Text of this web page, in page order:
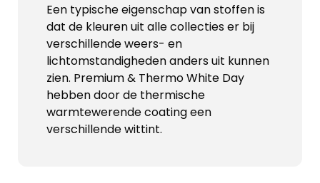
Een typische eigenschap van stoffen is
dat de kleuren uit alle collecties er bij
verschillende weers- en
lichtomstandigheden anders uit kunnen
zien. Premium & Thermo White Day
hebben door de thermische
warmtewerende coating een
verschillende wittint.